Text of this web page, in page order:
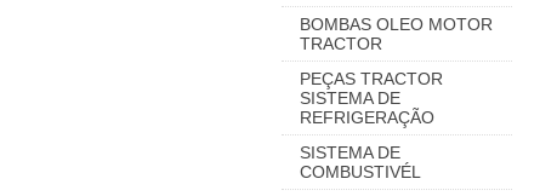
BOMBAS OLEO MOTOR
TRACTOR
PEÇAS TRACTOR
SISTEMA DE
REFRIGERAÇÃO
SISTEMA DE
COMBUSTIVÉL